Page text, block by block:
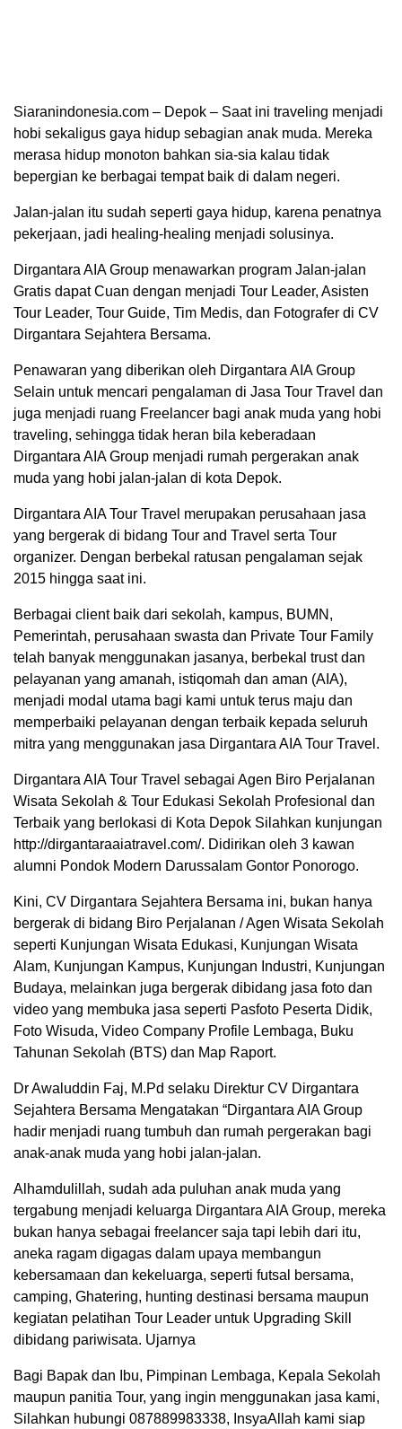
Siaranindonesia.com – Depok – Saat ini traveling menjadi
hobi sekaligus gaya hidup sebagian anak muda. Mereka
merasa hidup monoton bahkan sia-sia kalau tidak
bepergian ke berbagai tempat baik di dalam negeri.
Jalan-jalan itu sudah seperti gaya hidup, karena penatnya
pekerjaan, jadi healing-healing menjadi solusinya.
Dirgantara AIA Group menawarkan program Jalan-jalan
Gratis dapat Cuan dengan menjadi Tour Leader, Asisten
Tour Leader, Tour Guide, Tim Medis, dan Fotografer di CV
Dirgantara Sejahtera Bersama.
Penawaran yang diberikan oleh Dirgantara AIA Group
Selain untuk mencari pengalaman di Jasa Tour Travel dan
juga menjadi ruang Freelancer bagi anak muda yang hobi
traveling, sehingga tidak heran bila keberadaan
Dirgantara AIA Group menjadi rumah pergerakan anak
muda yang hobi jalan-jalan di kota Depok.
Dirgantara AIA Tour Travel merupakan perusahaan jasa
yang bergerak di bidang Tour and Travel serta Tour
organizer. Dengan berbekal ratusan pengalaman sejak
2015 hingga saat ini.
Berbagai client baik dari sekolah, kampus, BUMN,
Pemerintah, perusahaan swasta dan Private Tour Family
telah banyak menggunakan jasanya, berbekal trust dan
pelayanan yang amanah, istiqomah dan aman (AIA),
menjadi modal utama bagi kami untuk terus maju dan
memperbaiki pelayanan dengan terbaik kepada seluruh
mitra yang menggunakan jasa Dirgantara AIA Tour Travel.
Dirgantara AIA Tour Travel sebagai Agen Biro Perjalanan
Wisata Sekolah & Tour Edukasi Sekolah Profesional dan
Terbaik yang berlokasi di Kota Depok Silahkan kunjungan
http://dirgantaraaiatravel.com/. Didirikan oleh 3 kawan
alumni Pondok Modern Darussalam Gontor Ponorogo.
Kini, CV Dirgantara Sejahtera Bersama ini, bukan hanya
bergerak di bidang Biro Perjalanan / Agen Wisata Sekolah
seperti Kunjungan Wisata Edukasi, Kunjungan Wisata
Alam, Kunjungan Kampus, Kunjungan Industri, Kunjungan
Budaya, melainkan juga bergerak dibidang jasa foto dan
video yang membuka jasa seperti Pasfoto Peserta Didik,
Foto Wisuda, Video Company Profile Lembaga, Buku
Tahunan Sekolah (BTS) dan Map Raport.
Dr Awaluddin Faj, M.Pd selaku Direktur CV Dirgantara
Sejahtera Bersama Mengatakan “Dirgantara AIA Group
hadir menjadi ruang tumbuh dan rumah pergerakan bagi
anak-anak muda yang hobi jalan-jalan.
Alhamdulillah, sudah ada puluhan anak muda yang
tergabung menjadi keluarga Dirgantara AIA Group, mereka
bukan hanya sebagai freelancer saja tapi lebih dari itu,
aneka ragam digagas dalam upaya membangun
kebersamaan dan kekeluarga, seperti futsal bersama,
camping, Ghatering, hunting destinasi bersama maupun
kegiatan pelatihan Tour Leader untuk Upgrading Skill
dibidang pariwisata. Ujarnya
Bagi Bapak dan Ibu, Pimpinan Lembaga, Kepala Sekolah
maupun panitia Tour, yang ingin menggunakan jasa kami,
Silahkan hubungi 087889983338, InsyaAllah kami siap